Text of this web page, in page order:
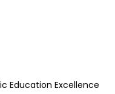
Education Excellence